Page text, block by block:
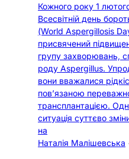
Кожного року 1
Всесвітній день
(World Aspergillosis
присвячений
групу захворювань,
роду Aspergillus.
вони вважалися
пов’язаною
трансплантацією.
ситуація суттєво
на
Наталія Малішевська